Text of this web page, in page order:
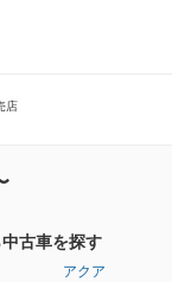
店
古車を探す
アクア